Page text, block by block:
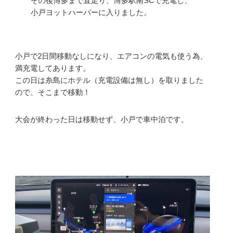
小戸ヨットハーバーに入りました。
小戸で2日間移動なしになり、エアコンの電気も使う為、
満充電してあります。
この日は糸島にホテル（充電設備は無し）を取りました
ので、そこまで移動！
大会が終わった日は移動せず、小戸で車中泊です。